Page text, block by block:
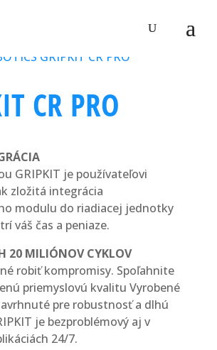
CR PRO
GRIPKIT je používateľovi
zložitá integrácia
modulu do riadiacej jednotky
váš čas a peniaze.
20 MILIÓNOV CYKLOV
robiť kompromisy. Spoľahnite
priemyslovú kvalitu Vyrobené
pre robustnosť a dlhú
je bezproblémový aj v
24/7.